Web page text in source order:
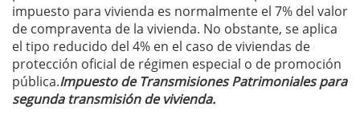
impuesto para vivienda es normalmente el 7% del valor
de compraventa de la vivienda. No obstante, se aplica
el tipo reducido del 4% en el caso de viviendas de
protección oficial de régimen especial o de promoción
pública.Impuesto de Transmisiones Patrimoniales para
segunda transmisión de vivienda.